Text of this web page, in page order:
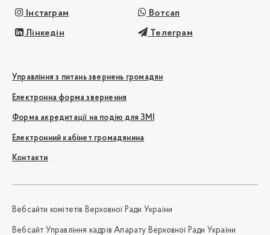
Інстаграм Вотсап
Лінкедін Телеграм
Управління з питань звернень громадян
Електронна форма звернення
Форма акредитації на подію для ЗМІ
Електронний кабінет громадянина
Контакти
Вебсайти комітетів Верховної Ради України
Вебсайт Управління кадрів Апарату Верховної Ради України